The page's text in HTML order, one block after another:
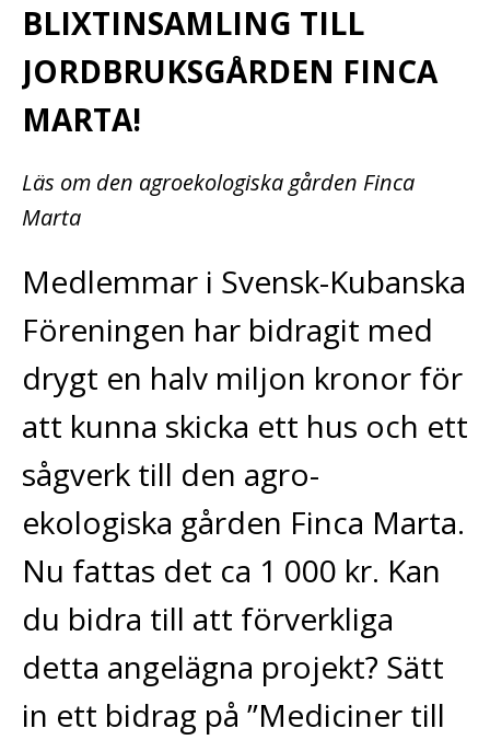
BLIXTINSAMLING TILL
JORDBRUKSGÅRDEN FINCA
MARTA!
Läs om den agroekologiska gården Finca
Marta
Medlemmar i Svensk-Kubanska
Föreningen har bidragit med
drygt en halv miljon kronor för
att kunna skicka ett hus och ett
sågverk till den agro-
ekologiska gården Finca Marta.
Nu fattas det ca 1 000 kr. Kan
du bidra till att förverkliga
detta angelägna projekt? Sätt
in ett bidrag på ”Mediciner till